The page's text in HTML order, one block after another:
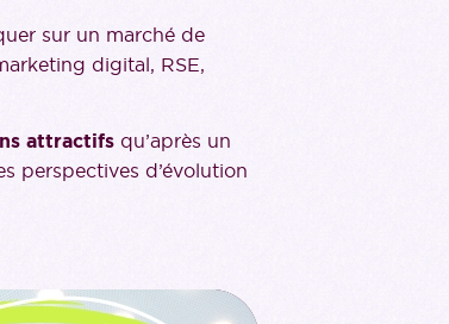
sur un marché de
digital, RSE,
attractifs qu’après un
perspectives d’évolution